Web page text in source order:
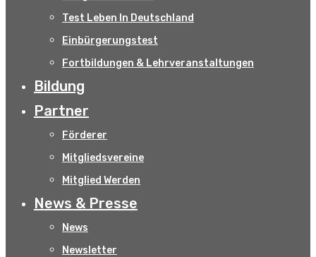
Test Leben In Deutschland
Einbürgerungstest
Fortbildungen & Lehrveranstaltungen
Bildung
Partner
Förderer
Mitgliedsvereine
Mitglied Werden
News & Presse
News
Newsletter